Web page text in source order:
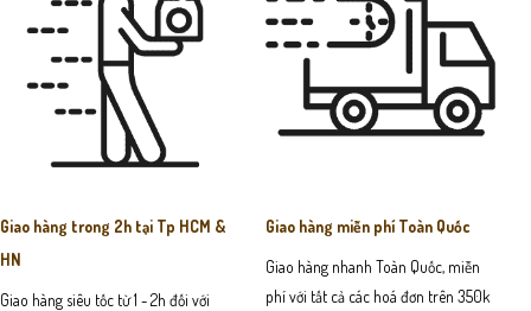
Giao hàng trong 2h tại Tp HCM &
HN
Giao hàng siêu tốc từ 1 - 2h đối với
Giao hàng miễn phí Toàn Quốc
Giao hàng nhanh Toàn Quốc, miễn
phí với tất cả các hoá đơn trên 350k